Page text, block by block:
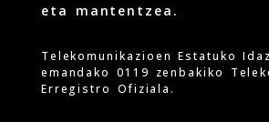
eta mantentzea.
Telekomunikazioen Estatuko
emandako 0119 zenbakiko
Erregistro Ofiziala.